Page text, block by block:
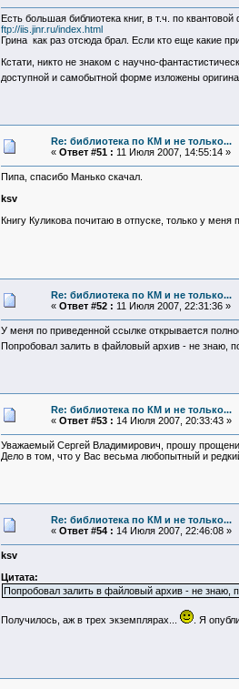
Есть большая библиотека книг, в т.ч. по квантовой
ftp://iis.jinr.ru/index.html
Грина как раз отсюда брал. Если кто еще какие
Кстати, никто не знаком с научно-
доступной и самобытной форме изложены
Re: библиотека по КМ и не только...
« Ответ #51 : 11 Июля 2007, 14:55:14 »
Пипа, спасибо Манько скачал.
ksv
Книгу Куликова почитаю в отпуске, только у
Re: библиотека по КМ и не только...
« Ответ #52 : 11 Июля 2007, 22:31:36 »
У меня по приведенной ссылке открывается
Попробовал залить в файловый архив - не знаю,
Re: библиотека по КМ и не только...
« Ответ #53 : 14 Июля 2007, 20:33:43 »
Уважаемый Сергей Владимирович, прошу
Дело в том, что у Вас весьма любопытный и
Re: библиотека по КМ и не только...
« Ответ #54 : 14 Июля 2007, 22:46:08 »
ksv
Цитата:
Попробовал залить в файловый архив - не знаю,
Получилось, аж в трех экземплярах... . Я